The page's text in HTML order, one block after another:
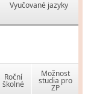
Vyučované jazyky
Roční
školné
Možnost
studia pro
ZP